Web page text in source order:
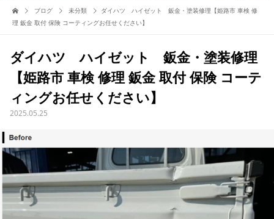
ブログ 未分類
ダイハツ ハイゼット 鈑金・塗装修理【姫路市 車検 修
理 鈑金 取付 保険 コーティングお任せください】
ダイハツ ハイゼット 鈑金・塗装修理
【姫路市 車検 修理 鈑金 取付 保険 コーテ
ィングお任せください】
2025.05.25